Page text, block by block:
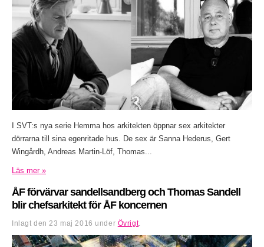
I SVT:s nya serie Hemma hos arkitekten öppnar sex arkitekter
dörrarna till sina egenritade hus. De sex är Sanna Hederus, Gert
Wingårdh, Andreas Martin-Löf, Thomas...
Läs mer »
ÅF förvärvar sandellsandberg och Thomas Sandell
blir chefsarkitekt för ÅF koncernen
Inlagt den 23 maj 2016 under Övrigt.